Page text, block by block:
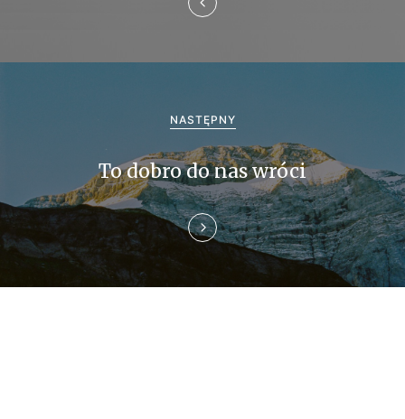
j
i
s
NASTĘPNY
To dobro do nas wróci